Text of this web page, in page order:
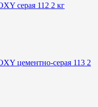
серая 112 2 кг
цементно-серая 113 2